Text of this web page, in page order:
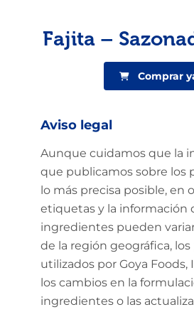
Fajita –
Comprar
Aviso legal
Aunque cuidamos que la
que publicamos sobre los
lo más precisa posible, en
etiquetas y la información
ingredientes pueden
de la región geográfica,
utilizados por Goya Foods,
los cambios en la
ingredientes o las